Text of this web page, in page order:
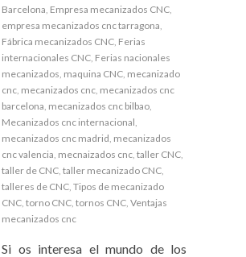
Barcelona Empresa mecanizados CNC
empresa mecanizados cnc tarragona
Fábrica mecanizados CNC Ferias
internacionales CNC Ferias nacionales
mecanizados maquina CNC mecanizado
cnc mecanizados cnc mecanizados cnc
barcelona mecanizados cnc bilbao
Mecanizados cnc internacional
mecanizados cnc madrid mecanizados
cnc valencia mecnaizados cnc taller CNC
taller de CNC taller mecanizado CNC
talleres de CNC Tipos de mecanizado
CNC torno CNC tornos CNC Ventajas
mecanizados cnc
Si os interesa el mundo de los